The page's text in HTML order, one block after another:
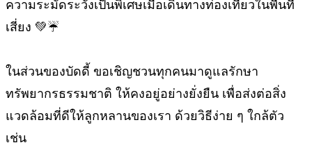
ความระมัดระวังเป็นพิเศษเมื่อเดินทางท่องเที่ยวในพื้นที่
เสี่ยง 💚☔
ในส่วนของบัดดี้ ขอเชิญชวนทุกคนมาดูแลรักษา
ทรัพยากรธรรมชาติ ให้คงอยู่อย่างยั่งยืน เพื่อส่งต่อสิ่ง
แวดล้อมที่ดีให้ลูกหลานของเรา ด้วยวิธีง่าย ๆ ใกล้ตัว
เช่น